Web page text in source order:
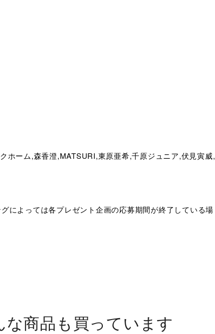
ーム,森香澄,MATSURI,東原亜希,千原ジュニア,伏見寅威,
によっては各プレゼント企画の応募期間が終了している場
商品も買っています